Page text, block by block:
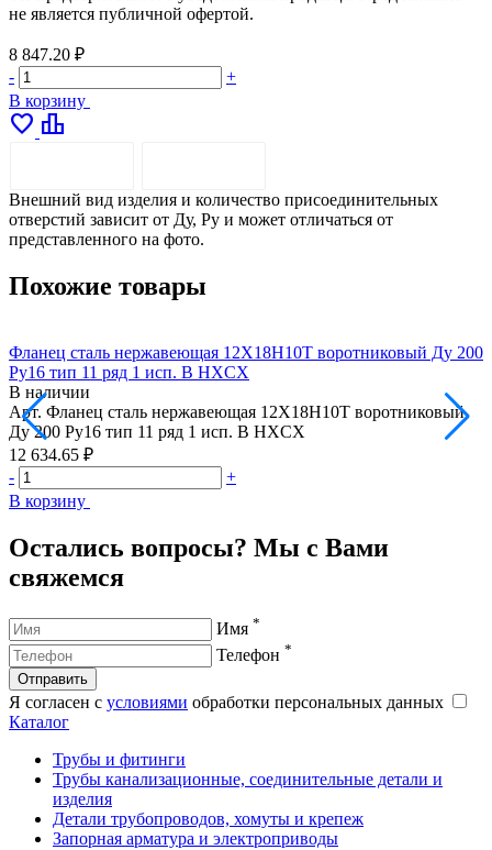
не является публичной офертой.
8 847.20 ₽
-
+
В корзину
favorite leaderboard
Внешний вид изделия и количество присоединительных
отверстий зависит от Ду, Ру и может отличаться от
представленного на фото.
Похожие товары
Фланец сталь нержавеющая 12Х18Н10Т воротниковый Ду 200
Ру16 тип 11 ряд 1 исп. B HXCX
В наличии
Арт. Фланец сталь нержавеющая 12Х18Н10Т воротниковый
Ду 200 Ру16 тип 11 ряд 1 исп. B HXCX
12 634.65 ₽
-
+
В корзину
Остались вопросы? Мы с Вами
свяжемся
Имя *
Телефон *
Отправить
Я согласен с условиями обработки персональных данных
Каталог
Трубы и фитинги
Трубы канализационные, соединительные детали и
изделия
Детали трубопроводов, хомуты и крепеж
Запорная арматура и электроприводы